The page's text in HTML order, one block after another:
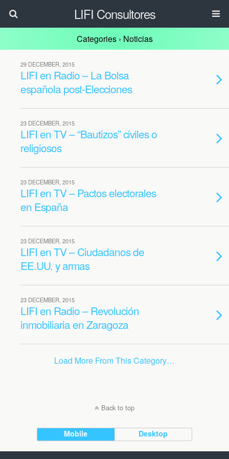
LIFI Consultores
Categories › Noticias
29 DECEMBER, 2015
LIFI en Radio – La Bolsa
española post-Elecciones
23 DECEMBER, 2015
LIFI en TV – “Bautizos” civiles o
religiosos
23 DECEMBER, 2015
LIFI en TV – Pactos electorales
en España
23 DECEMBER, 2015
LIFI en TV – Ciudadanos de
EE.UU. y armas
23 DECEMBER, 2015
LIFI en Radio – Revolución
inmobiliaria en Zaragoza
Load More From This Category…
Back to top
Mobile Desktop